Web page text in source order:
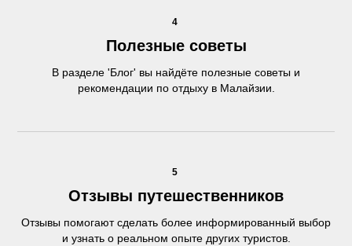
4
Полезные советы
В разделе 'Блог' вы найдёте полезные советы и
рекомендации по отдыху в Малайзии.
5
Отзывы путешественников
Отзывы помогают сделать более информированный выбор
и узнать о реальном опыте других туристов.